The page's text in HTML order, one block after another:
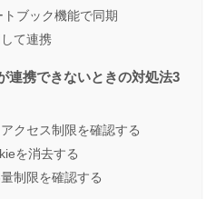
トブック機能で同期
て連携
携できないときの対処法3
クセス制限を確認する
を消去する
制限を確認する